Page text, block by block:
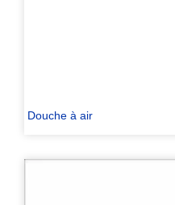
Douche à air